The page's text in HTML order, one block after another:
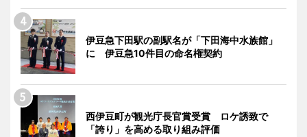
伊豆急下田駅の副駅名が「下田海中水族館」
に 伊豆急10件目の命名権契約
西伊豆町が観光庁長官賞受賞 ロケ誘致で
「誇り」を高める取り組み評価